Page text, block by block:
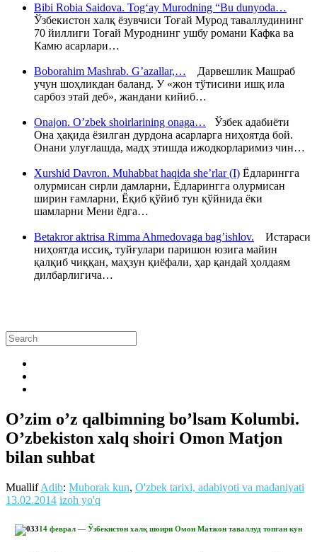
Bibi Robia Saidova. Tog‘ay Murodning “Bu dunyoda…
Ўзбекистон халқ ёзувчиси Тоғай Мурод таваллудининг
70 йиллиги Тоғай Муроднинг ушбу романи Кафка ва
Камю асарлари…
Boborahim Mashrab. G’azallar,… Дарвешлик Машраб
учун шоҳликдан баланд. У «жон тўтисини ишқ ила
сарбоз этай деб», жандани кийиб…
Onajon. O’zbek shoirlarining onaga… Ўзбек адабиёти
Она ҳақида ёзилган дурдона асарларга ниҳоятда бой.
Онани улуғлашда, мадҳ этишда ижодкорларимиз чин…
Xurshid Davron. Muhabbat haqida she’rlar (I) Ёдларингга
олурмисан сирли дамларни, Ёдларингга олурмисан
ширин ғамларни, Ёқиб қўйиб тун қўйнида ёки
шамларни Мени ёдга…
Betakror aktrisa Rimma Ahmedovaga bag’ishlov. Истараси
ниҳоятда иссиқ, туйғулари паришон юзига майин
қалқиб чиққан, маҳзун қиёфали, ҳар қандай ҳолдаям
дилбарлигича…
O’zim o’z qalbimning bo’lsam Kolumbi.
O’zbekiston xalq shoiri Omon Matjon
bilan suhbat
MuallifAdib: Muborak kun, O'zbek tarixi, adabiyoti va madaniyati
13.02.2014 izoh yo'q
14 феврал — Ўзбекистон халқ шоири Омон Матжон таваллуд топган кун